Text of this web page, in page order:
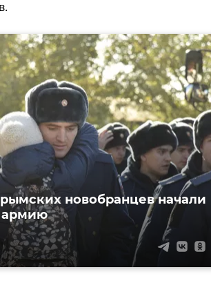
новобранцев начали
армию